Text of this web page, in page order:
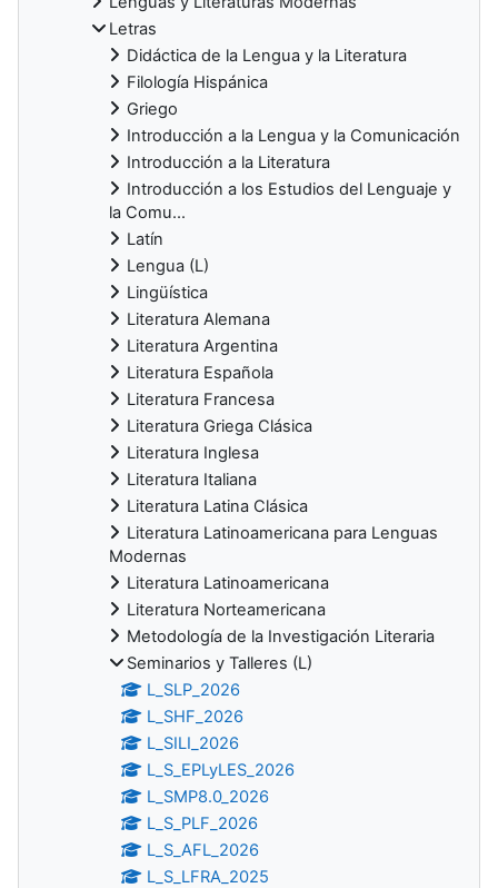
Letras
Didáctica de la Lengua y la Literatura
Filología Hispánica
Griego
Introducción a la Lengua y la Comunicación
Introducción a la Literatura
Introducción a los Estudios del Lenguaje y
la Comu...
Latín
Lengua (L)
Lingüística
Literatura Alemana
Literatura Argentina
Literatura Española
Literatura Francesa
Literatura Griega Clásica
Literatura Inglesa
Literatura Italiana
Literatura Latina Clásica
Literatura Latinoamericana para Lenguas
Modernas
Literatura Latinoamericana
Literatura Norteamericana
Metodología de la Investigación Literaria
Seminarios y Talleres (L)
L_SLP_2026
L_SHF_2026
L_SILI_2026
L_S_EPLyLES_2026
L_SMP8.0_2026
L_S_PLF_2026
L_S_AFL_2026
L_S_LFRA_2025